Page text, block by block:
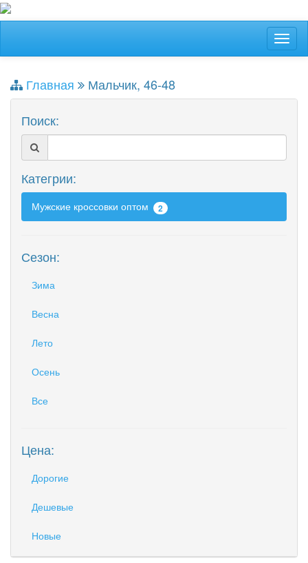
Главная
Мальчик, 46-48
Поиск:
Категрии:
Мужские кроссовки оптом 2
Сезон:
Зима
Весна
Лето
Осень
Все
Цена:
Дорогие
Дешевые
Новые